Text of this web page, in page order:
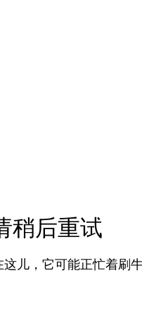
稍后重试
儿，它可能正忙着刷